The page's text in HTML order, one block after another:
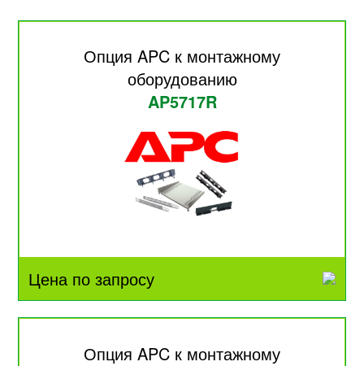
Опция APC к монтажному
оборудованию
AP5717R
Цена по запросу
Опция APC к монтажному